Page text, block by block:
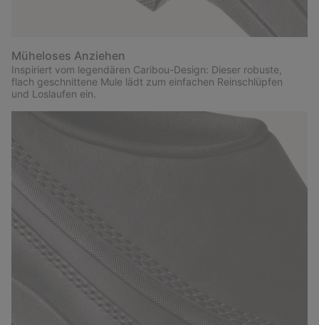
Müheloses Anziehen
Inspiriert vom legendären Caribou-Design: Dieser robuste,
flach geschnittene Mule lädt zum einfachen Reinschlüpfen
und Loslaufen ein.